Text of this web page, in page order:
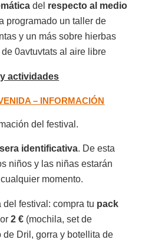
del respecto al medio
programado un taller de
y un más sobre hierbas
0avtuvtats al aire libre
actividades
– INFORMACIÓN
del festival.
identificativa. De esta
niños y las niñas estarán
momento.
festival: compra tu pack
2 € (mochila, set de
de Dril, gorra y botellita de